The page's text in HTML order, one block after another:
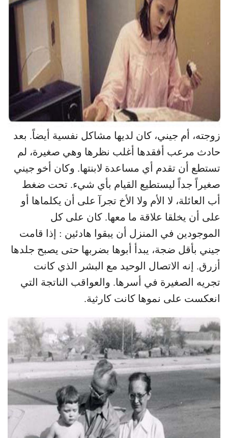
زوجته، أم جيني، كان لديها مشاكل نفسية أيضاً. بعد
حادث مرعب أفقدها أغلب نظرها وهي صغيرة، لم
تستطع أن تقدم أي مساعدة لابنتها. وكان أخو جيني
صغيراً جداً ليستطيع القيام بأي شيء. تحت ضغط
أب العائلة، لا الأم ولا الأخ تجرآ على أن يكلماها أو
على أن يخلقا علاقة ما معها. كان على كل
الموجودين في المنزل أن يبقوا هادئين : إذا قامت
جيني بأقل ضجة، يبدأ أبوها بضربها حتى يصبح جلدها
أزرق. إنه الاتصال الوحيد مع البشر الذي كانت
تجريه الصغيرة في أسرها. والعواقب الناتجة التي
انعكست على نموها كانت كارثية.